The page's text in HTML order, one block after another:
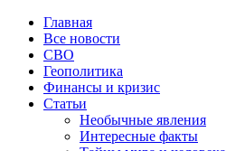
Главная
Все новости
СВО
Геополитика
Финансы и кризис
Статьи
Необычные явления
Интересные факты